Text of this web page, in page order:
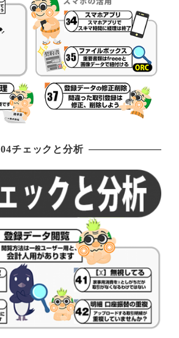
04チェックと分析